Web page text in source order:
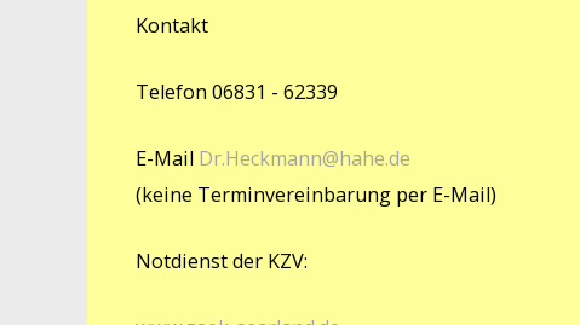
Kontakt
Telefon 06831 - 62339
E-Mail Dr.Heckmann@hahe.de
(keine Terminvereinbarung per E-Mail)
Notdienst der KZV: